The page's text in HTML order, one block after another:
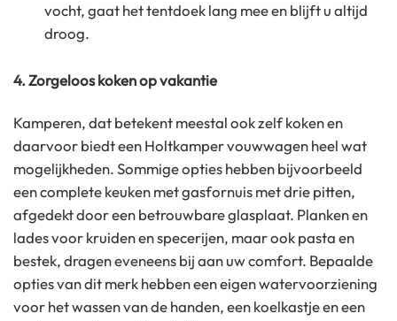
vocht, gaat het tentdoek lang mee en blijft u altijd
droog.
4. Zorgeloos koken op vakantie
Kamperen, dat betekent meestal ook zelf koken en
daarvoor biedt een Holtkamper vouwwagen heel wat
mogelijkheden. Sommige opties hebben bijvoorbeeld
een complete keuken met gasfornuis met drie pitten,
afgedekt door een betrouwbare glasplaat. Planken en
lades voor kruiden en specerijen, maar ook pasta en
bestek, dragen eveneens bij aan uw comfort. Bepaalde
opties van dit merk hebben een eigen watervoorziening
voor het wassen van de handen, een koelkastje en een